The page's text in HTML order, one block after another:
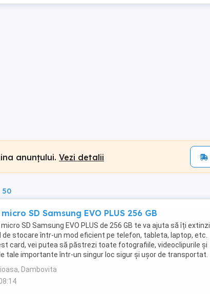
anunțului. Vezi detalii
50
SD Samsung EVO PLUS 256 GB
SD Samsung EVO PLUS de 256 GB te va ajuta să îți extinzi
de stocare într-un mod eficient pe telefon, tableta, laptop, etc.
card, vei putea să păstrezi toate fotografiile, videoclipurile și
tale importante într-un singur loc sigur și ușor de transportat.
Dambovita